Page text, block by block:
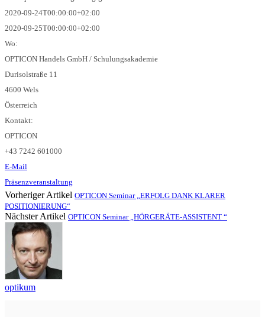
2020-09-24T00:00:00+02:00
2020-09-25T00:00:00+02:00
Wo:
OPTICON Handels GmbH / Schulungsakademie
Durisolstraße 11
4600 Wels
Österreich
Kontakt:
OPTICON
+43 7242 601000
E-Mail
Präsenzveranstaltung
Vorheriger Artikel OPTICON Seminar „ERFOLG DANK KLARER
POSITIONIERUNG“
Nächster Artikel OPTICON Seminar „HÖRGERÄTE-ASSISTENT “
optikum